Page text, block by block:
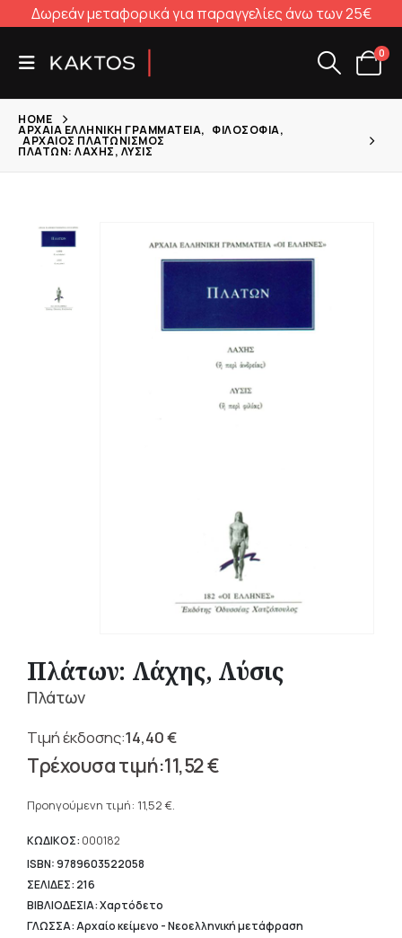
Δωρεάν μεταφορικά για παραγγελίες άνω των 25€
0
HOME
ΑΡΧΑΊΑ ΕΛΛΗΝΙΚΉ ΓΡΑΜΜΑΤΕΊΑ, ΦΙΛΟΣΟΦΊΑ,
ΑΡΧΑΊΟΣ ΠΛΑΤΩΝΙΣΜΌΣ
ΠΛΆΤΩΝ: ΛΆΧΗΣ, ΛΎΣΙΣ
Πλάτων: Λάχης, Λύσις
Πλάτων
14,40€
Original
price
14,40 €.
11,52€
τρέχουσα
είναι:
11,52 €.
Προηγούμενη τιμή: 11,52 €.
ΚΩΔΙΚΟΣ: 000182
ISBN: 9789603522058
ΣΕΛΙΔΕΣ: 216
ΒΙΒΛΙΟΔΕΣΙΑ: Χαρτόδετο
ΓΛΩΣΣΑ: Αρχαίο κείμενο - Νεοελληνική μετάφραση